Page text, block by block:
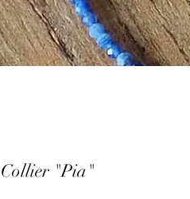
Collier "Pia"